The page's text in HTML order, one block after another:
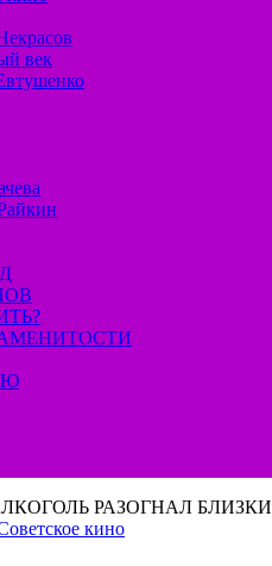
век
РАЗОГНАЛ
кино